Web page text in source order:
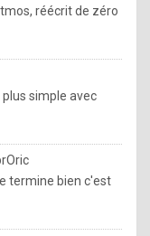
réécrit de zéro
simple avec
termine bien c'est